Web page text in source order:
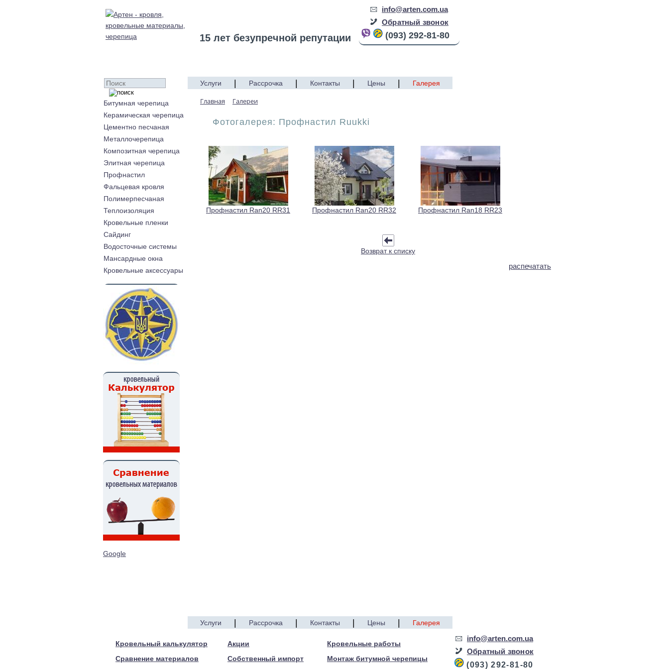
15 лет безупречной репутации
info@arten.com.ua
Обратный звонок
(093) 292-81-80
Битумная черепица
Керамическая черепица
Цементно песчаная
Металлочерепица
Композитная черепица
Элитная черепица
Профнастил
Фальцевая кровля
Полимерпесчаная
Теплоизоляция
Кровельные пленки
Cайдинг
Водосточные системы
Мансардные окна
Кровельные аксессуары
Google
Услуги Рассрочка Контакты Цены Галерея
Главная Галереи
Фотогалерея: Профнастил Ruukki
Профнастил Ran20 RR31 Профнастил Ran20 RR32 Профнастил Ran18 RR23
Возврат к списку
распечатать
Услуги Рассрочка Контакты Цены Галерея
Кровельный калькулятор
Сравнение материалов
Акции
Собственный импорт
Кровельные работы
Монтаж битумной черепицы
info@arten.com.ua
Обратный звонок
(093) 292-81-80